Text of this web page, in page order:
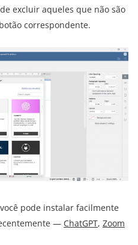
excluir aqueles que não são
correspondente.
pode instalar facilmente
— ChatGPT, Zoom